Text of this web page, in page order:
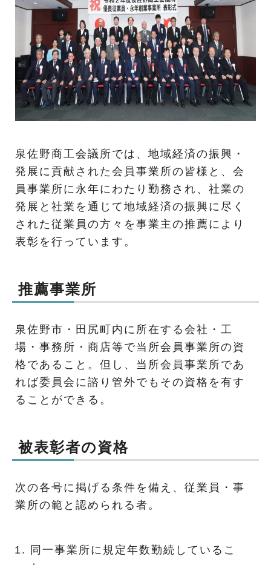
泉佐野商工会議所では、地域経済の振興・
発展に貢献された会員事業所の皆様と、会
員事業所に永年にわたり勤務され、社業の
発展と社業を通じて地域経済の振興に尽く
された従業員の方々を事業主の推薦により
表彰を行っています。
推薦事業所
泉佐野市・田尻町内に所在する会社・工
場・事務所・商店等で当所会員事業所の資
格であること。但し、当所会員事業所であ
れば委員会に諮り管外でもその資格を有す
ることができる。
被表彰者の資格
次の各号に掲げる条件を備え、従業員・事
業所の範と認められる者。
同一事業所に規定年数勤続しているこ